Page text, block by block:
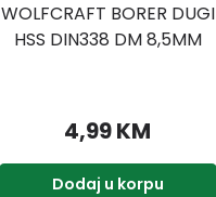
WOLFCRAFT BORER DUGI
HSS DIN338 DM 8,5MM
4,99 KM
Dodaj u korpu